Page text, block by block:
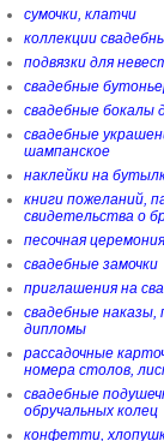
сумочки, клатчи
коллекции
подвязки для
свадебные
свадебные бокалы
свадебные
шампанское
наклейки на
книги пожеланий,
свидетельства о
песочная церемония
свадебные замочки
приглашения на
свадебные наказы,
дипломы
рассадочные
номера столов,
свадебные
обручальных колец
конфетти,